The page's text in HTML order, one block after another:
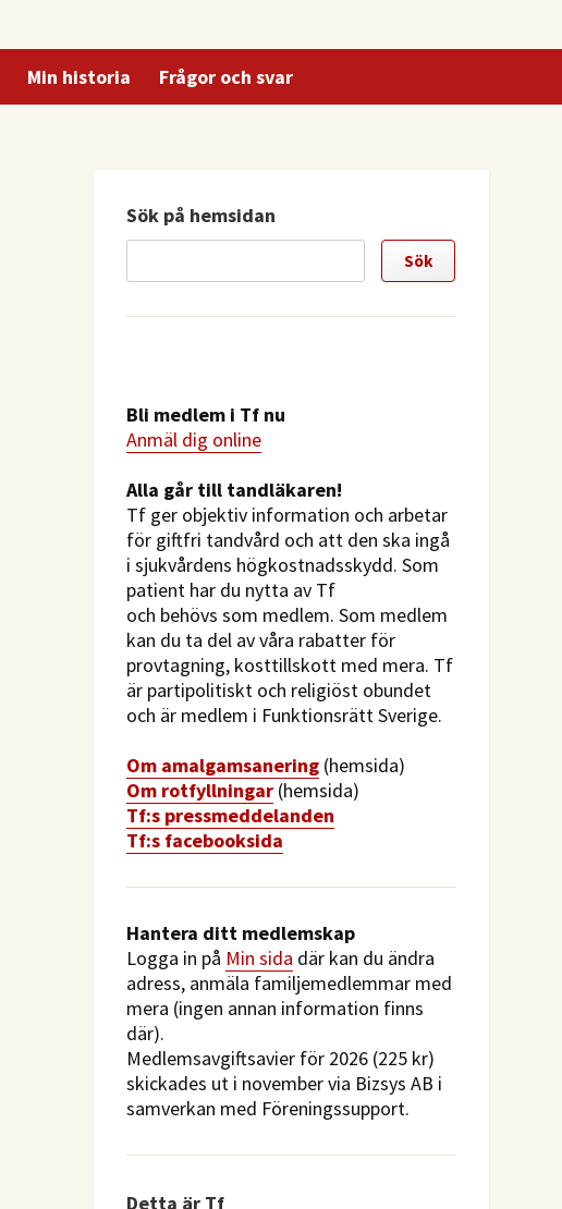
Min historia Frågor och svar
Sök på hemsidan
Bli medlem i Tf nu
Anmäl dig online
​Alla går till tandläkaren!
Tf ger objektiv information och arbetar
för giftfri tandvård och att den ska ingå
i sjukvårdens högkostnadsskydd. Som
patient har du nytta av Tf
och behövs som medlem. Som medlem
kan du ta del av våra rabatter för
provtagning, kosttillskott med mera. Tf
är partipolitiskt och religiöst obundet
och är medlem i Funktionsrätt Sverige.
Om amalgamsanering (hemsida)
Om rotfyllningar (hemsida)
​Tf:s pressmeddelanden
Tf:s facebooksida
Hantera ditt medlemskap
Logga in på Min sida där kan du ändra
adress, anmäla familjemedlemmar med
mera (ingen annan information finns
där).
Medlemsavgiftsavier för 2026 (225 kr)
skickades ut i november via Bizsys AB i
samverkan med Föreningssupport.
Detta är Tf